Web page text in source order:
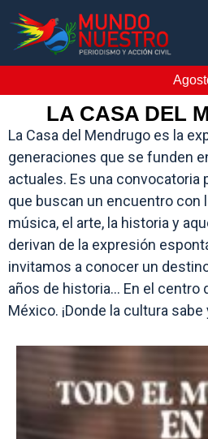
LA CASA DEL
La Casa del Mendrugo es la
generaciones que se funden
actuales. Es una convocatoria
que buscan un encuentro con
música, el arte, la historia y
derivan de la expresión
invitamos a conocer un
años de historia… En el centro
México. ¡Donde la cultura